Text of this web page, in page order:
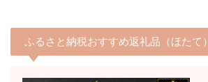
ふるさと納税おすすめ返礼品（ほたて）